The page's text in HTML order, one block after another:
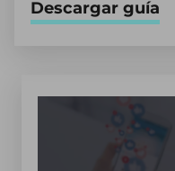
Descargar guía